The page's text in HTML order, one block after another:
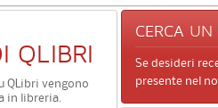
QLIBRI
QLibri vengono
in libreria.
CERCA UN
Se desideri
presente nel